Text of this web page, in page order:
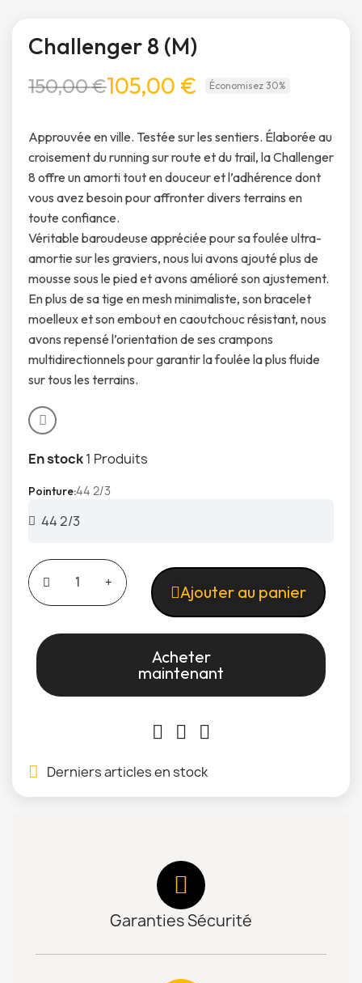
Challenger 8 (M)
150,00 €105,00 € Économisez 30%
Approuvée en ville. Testée sur les sentiers. Élaborée au
croisement du running sur route et du trail, la Challenger
8 offre un amorti tout en douceur et l’adhérence dont
vous avez besoin pour affronter divers terrains en
toute confiance.
Véritable baroudeuse appréciée pour sa foulée ultra-
amortie sur les graviers, nous lui avons ajouté plus de
mousse sous le pied et avons amélioré son ajustement.
En plus de sa tige en mesh minimaliste, son bracelet
moelleux et son embout en caoutchouc résistant, nous
avons repensé l’orientation de ses crampons
multidirectionnels pour garantir la foulée la plus fluide
sur tous les terrains.
En stock1 Produits
Pointure44 2/3
Ajouter au panier
Acheter
maintenant
Derniers articles en stock
Garanties Sécurité